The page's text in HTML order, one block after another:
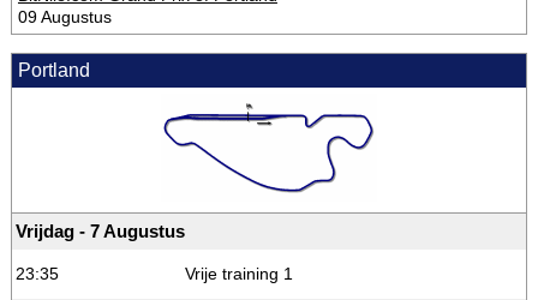
09 Augustus
Portland
Vrijdag - 7 Augustus
23:35 Vrije training 1